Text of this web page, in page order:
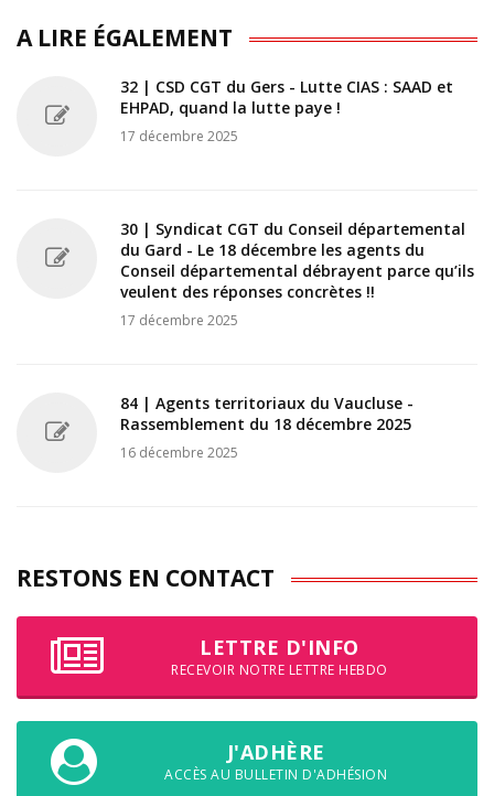
A LIRE ÉGALEMENT
32 | CSD CGT du Gers - Lutte CIAS : SAAD et
EHPAD, quand la lutte paye !
17 décembre 2025
30 | Syndicat CGT du Conseil départemental
du Gard - Le 18 décembre les agents du
Conseil départemental débrayent parce qu’ils
veulent des réponses concrètes !!
17 décembre 2025
84 | Agents territoriaux du Vaucluse -
Rassemblement du 18 décembre 2025
16 décembre 2025
RESTONS EN CONTACT
LETTRE D'INFO
RECEVOIR NOTRE LETTRE HEBDO
J'ADHÈRE
ACCÈS AU BULLETIN D'ADHÉSION